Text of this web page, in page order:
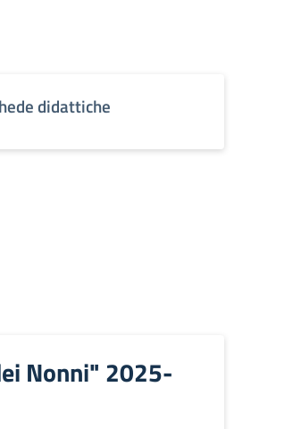
didattiche
Nonni" 2025-